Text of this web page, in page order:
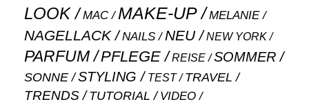
LOOK MAC MAKE-UP MELANIE
NAGELLACK NAILS NEU NEW YORK
PARFUM PFLEGE REISE SOMMER
SONNE STYLING TEST TRAVEL
TRENDS TUTORIAL VIDEO